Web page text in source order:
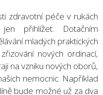
zdravotní péče v rukách
přihlížet. Dotačním
mladých praktických
nových ordinací,
na vzniku nových oborů,
nemocnic. Například
bude možné už za dva